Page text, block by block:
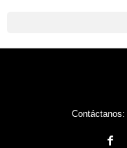
Contáctanos: